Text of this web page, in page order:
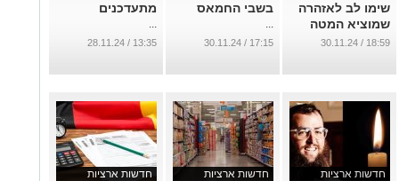
שימו לב לאזהרה
שמוציא המטה
לביטחון לאומי
18:59 / 30.11.24
בשבי החמאס
...
17:15 / 30.11.24
מתעדכנים
...
13:35 / 28.11.24
חדשות ארציות חדשות ארציות חדשות ארציות